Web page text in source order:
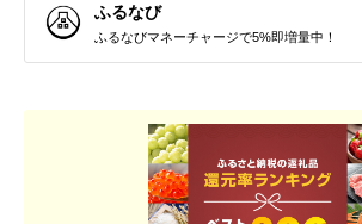
ふるなび
ふるなびマネーチャージで5%即増量中！